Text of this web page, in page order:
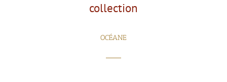
collection
OCÉANE